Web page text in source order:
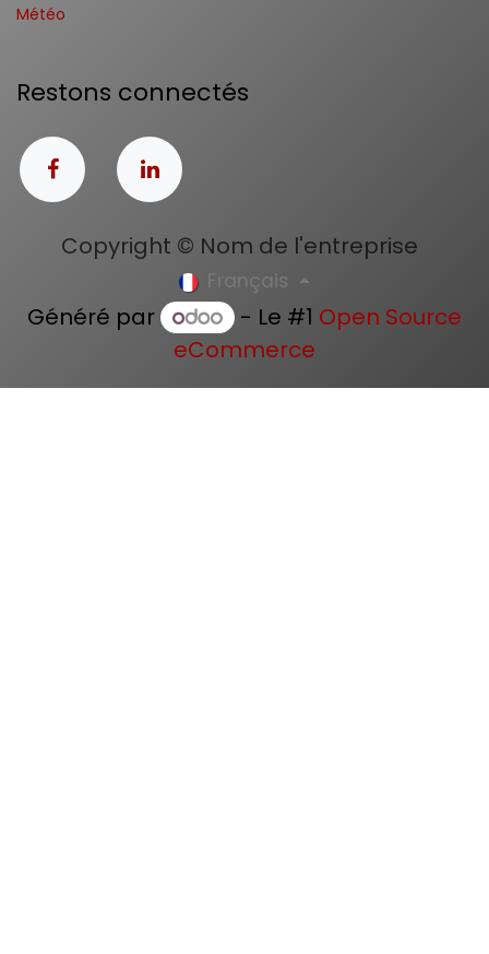
Météo
Restons connectés
Copyright © Nom de l'entreprise
Français
Généré par - Le #1 Open Source
eCommerce